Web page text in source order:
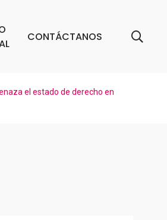
CONTÁCTANOS
el estado de derecho en